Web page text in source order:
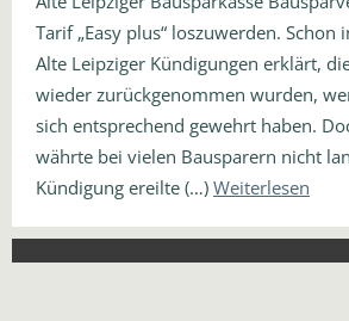
Tarif „Easy plus“ loszuwerden. Schon
Alte Leipziger Kündigungen erklärt,
wieder zurückgenommen wurden,
sich entsprechend gewehrt haben.
währte bei vielen Bausparern nicht
Kündigung ereilte (…) Weiterlesen